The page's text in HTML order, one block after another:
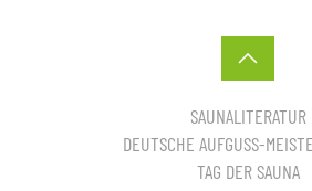
SAUNALITERATUR
DEUTSCHE AUFGUSS-
TAG DER SAUNA